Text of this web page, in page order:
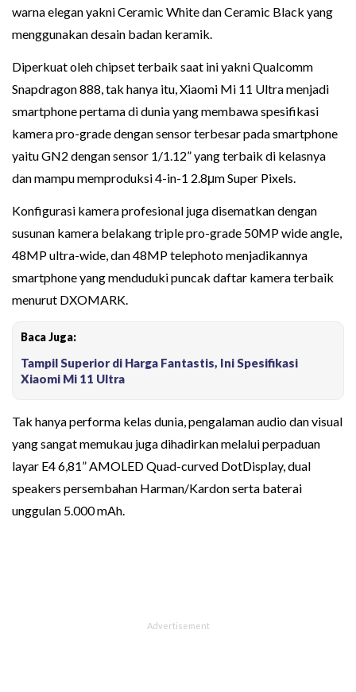
warna elegan yakni Ceramic White dan Ceramic Black yang
menggunakan desain badan keramik.
Diperkuat oleh chipset terbaik saat ini yakni Qualcomm
Snapdragon 888, tak hanya itu, Xiaomi Mi 11 Ultra menjadi
smartphone pertama di dunia yang membawa spesifikasi
kamera pro-grade dengan sensor terbesar pada smartphone
yaitu GN2 dengan sensor 1/1.12” yang terbaik di kelasnya
dan mampu memproduksi 4-in-1 2.8μm Super Pixels.
Konfigurasi kamera profesional juga disematkan dengan
susunan kamera belakang triple pro-grade 50MP wide angle,
48MP ultra-wide, dan 48MP telephoto menjadikannya
smartphone yang menduduki puncak daftar kamera terbaik
menurut DXOMARK.
Baca Juga:
Tampil Superior di Harga Fantastis, Ini Spesifikasi
Xiaomi Mi 11 Ultra
Tak hanya performa kelas dunia, pengalaman audio dan visual
yang sangat memukau juga dihadirkan melalui perpaduan
layar E4 6,81” AMOLED Quad-curved DotDisplay, dual
speakers persembahan Harman/Kardon serta baterai
unggulan 5.000 mAh.